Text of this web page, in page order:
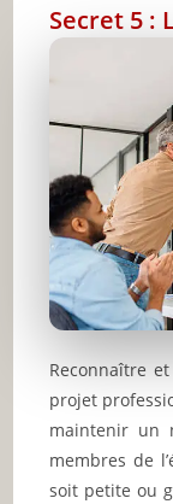
Secret 5 :
Reconnaître
projet
maintenir un
membres de
soit petite ou